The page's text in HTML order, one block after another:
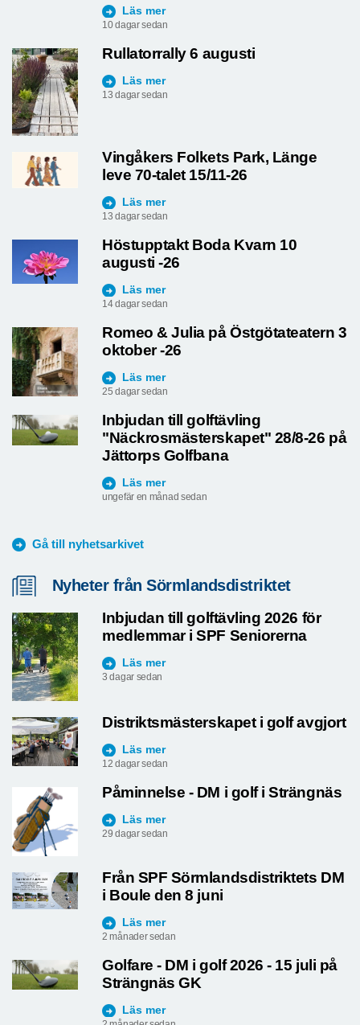
Läs mer
10 dagar sedan
Rullatorrally 6 augusti
Läs mer
13 dagar sedan
Vingåkers Folkets Park, Länge
leve 70-talet 15/11-26
Läs mer
13 dagar sedan
Höstupptakt Boda Kvarn 10
augusti -26
Läs mer
14 dagar sedan
Romeo & Julia på Östgötateatern 3
oktober -26
Läs mer
25 dagar sedan
Inbjudan till golftävling
"Näckrosmästerskapet" 28/8-26 på
Jättorps Golfbana
Läs mer
ungefär en månad sedan
Gå till nyhetsarkivet
Nyheter från Sörmlandsdistriktet
Inbjudan till golftävling 2026 för
medlemmar i SPF Seniorerna
Läs mer
3 dagar sedan
Distriktsmästerskapet i golf avgjort
Läs mer
12 dagar sedan
Påminnelse - DM i golf i Strängnäs
Läs mer
29 dagar sedan
Från SPF Sörmlandsdistriktets DM
i Boule den 8 juni
Läs mer
2 månader sedan
Golfare - DM i golf 2026 - 15 juli på
Strängnäs GK
Läs mer